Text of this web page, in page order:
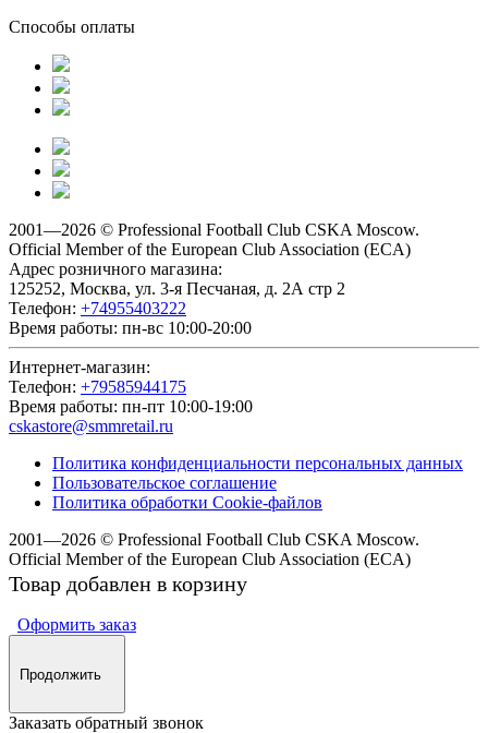
Способы оплаты
2001—2026 © Professional Football Club CSKA Moscow.
Official Member of the European Club Association (ECA)
Адрес розничного магазина:
125252, Москва, ул. 3-я Песчаная, д. 2А стр 2
Телефон: +74955403222
Время работы: пн-вс 10:00-20:00
Интернет-магазин:
Телефон: +79585944175
Время работы: пн-пт 10:00-19:00
cskastore@smmretail.ru
Политика конфиденциальности персональных данных
Пользовательское соглашение
Политика обработки Cookie-файлов
2001—2026 © Professional Football Club CSKA Moscow.
Official Member of the European Club Association (ECA)
Товар добавлен в корзину
Оформить заказ
Продолжить
Заказать обратный звонок